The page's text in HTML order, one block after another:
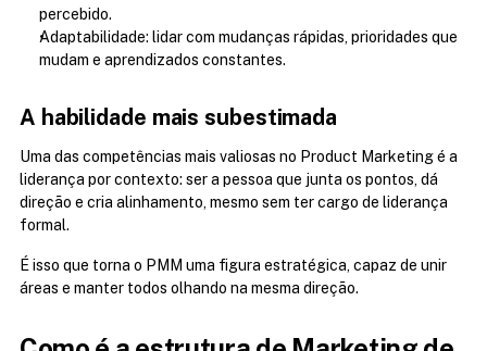
percebido.
Adaptabilidade: lidar com mudanças rápidas, prioridades que
mudam e aprendizados constantes.
A habilidade mais subestimada
Uma das competências mais valiosas no Product Marketing é a
liderança por contexto: ser a pessoa que junta os pontos, dá
direção e cria alinhamento, mesmo sem ter cargo de liderança
formal.
É isso que torna o PMM uma figura estratégica, capaz de unir
áreas e manter todos olhando na mesma direção.